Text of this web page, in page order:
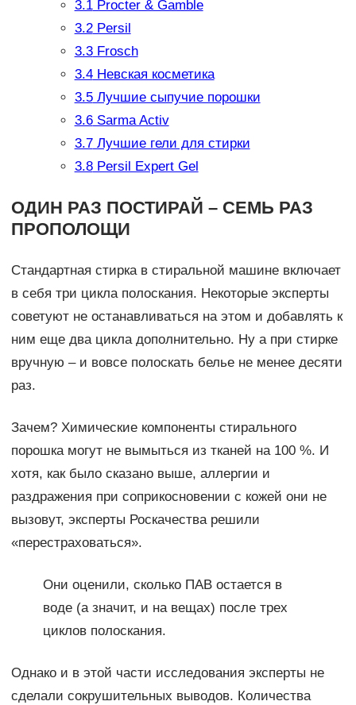
3.1Procter & Gamble
3.2Persil
3.3Frosch
3.4Невская косметика
3.5Лучшие сыпучие порошки
3.6Sarma Activ
3.7Лучшие гели для стирки
3.8Persil Expert Gel
ОДИН РАЗ ПОСТИРАЙ – СЕМЬ РАЗ
ПРОПОЛОЩИ
Стандартная стирка в стиральной машине включает
в себя три цикла полоскания. Некоторые эксперты
советуют не останавливаться на этом и добавлять к
ним еще два цикла дополнительно. Ну а при стирке
вручную – и вовсе полоскать белье не менее десяти
раз.
Зачем? Химические компоненты стирального
порошка могут не вымыться из тканей на 100 %. И
хотя, как было сказано выше, аллергии и
раздражения при соприкосновении с кожей они не
вызовут, эксперты Роскачества решили
«перестраховаться».
Они оценили, сколько ПАВ остается в
воде (а значит, и на вещах) после трех
циклов полоскания.
Однако и в этой части исследования эксперты не
сделали сокрушительных выводов. Количества